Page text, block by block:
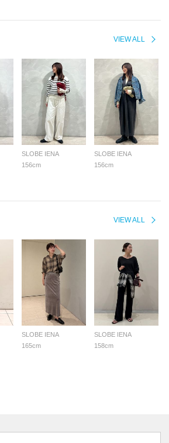
VIEW ALL
SLOBE IENA
156cm
SLOBE IENA
156cm
VIEW ALL
SLOBE IENA
165cm
SLOBE IENA
158cm